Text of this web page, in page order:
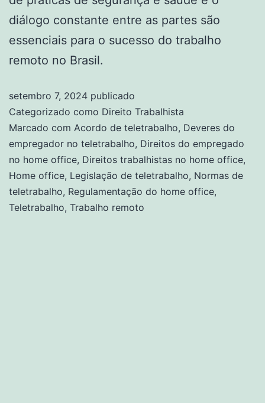
diálogo constante entre as partes são
essenciais para o sucesso do trabalho
remoto no Brasil.
setembro 7, 2024 publicado
Categorizado como Direito Trabalhista
Marcado com Acordo de teletrabalho, Deveres do
empregador no teletrabalho, Direitos do empregado
no home office, Direitos trabalhistas no home office,
Home office, Legislação de teletrabalho, Normas de
teletrabalho, Regulamentação do home office,
Teletrabalho, Trabalho remoto